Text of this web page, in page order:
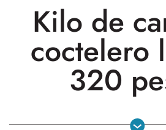
Kilo de
coctelero
320